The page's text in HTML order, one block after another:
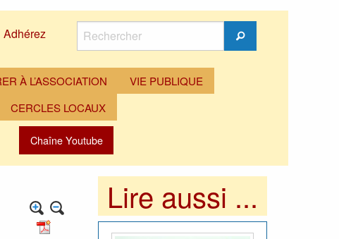
Adhérez
Rechercher
Rechercher
À L’ASSOCIATION
VIE PUBLIQUE
CERCLES LOCAUX
Chaîne Youtube
Lire aussi ...